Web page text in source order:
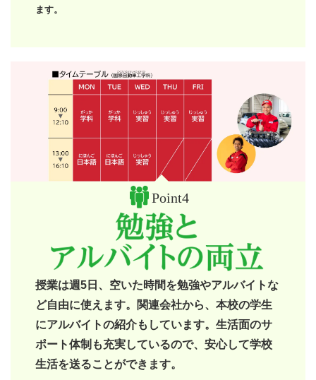
ます。
Point4
授業は週5日、空いた時間を勉強やアルバイトな
ど自由に使えます。関連会社から、本校の学生
にアルバイトの紹介もしています。生活面のサ
ポート体制も充実しているので、安心して学校
生活を送ることができます。